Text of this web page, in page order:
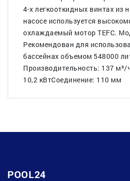
4-х легкооткидных винтах из
насосе используется
охлаждаемый мотор TEFC.
Рекомендован для
бассейнах объемом 548000
Производительность: 137
10,2 кВтСоединение: 110 мм
POOL24